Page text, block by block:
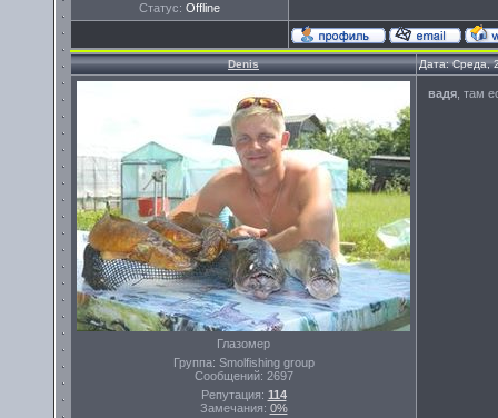
Статус: Offline
Denis Дата: Среда,
Глазомер
Группа: Smolfishing group
Сообщений: 2697
Репутация: 114
Замечания: 0%
вадя , там